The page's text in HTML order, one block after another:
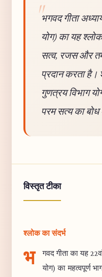
भगवद गीता
योग) का यह
सत्व, रजस और
प्रदान करता है।
गुणत्रय विभाग
परम सत्य का
विस्तृत टीका
श्लोक का संदर्भ
भ
गवद गीता का यह
योग) का महत्वपूर्ण